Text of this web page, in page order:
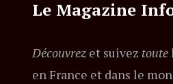
Le Magazine
Découvrez et suivez toute
en France et dans le